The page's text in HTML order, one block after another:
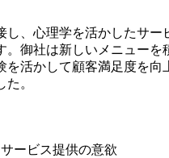
し、心理学を活かしたサー
。御社は新しいメニューを
を活かして顧客満足度を向
。
ービス提供の意欲